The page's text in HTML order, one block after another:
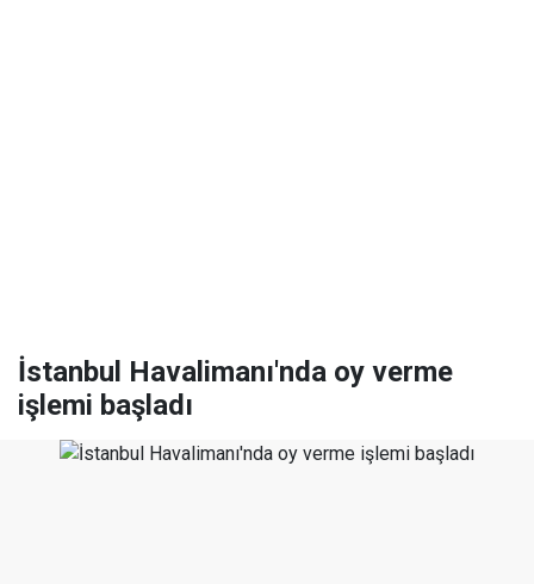
İstanbul Havalimanı'nda oy verme
işlemi başladı